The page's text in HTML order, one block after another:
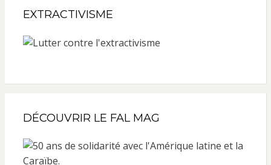
EXTRACTIVISME
DÉCOUVRIR LE FAL MAG